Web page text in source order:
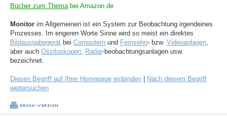
Bücher zum Themabei Amazon.de
Monitor im Allgemeinen ist ein System zur Beobachtung irgendeines
Prozesses. Im engeren Worte Sinne wird so meist ein direktes
Bildausgabegerät bei Computern und Fernsehn- bzw. Videoanlagen,
aber auch Osziloskopen, Radar-beobachtungsanlagen usw.
bezeichnet.
Diesen Begriff auf Ihrer Homepage einbinden
Nach diesem Begriff
weitersuchen